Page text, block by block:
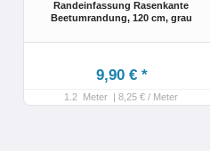
Randeinfassung Rasenkante
Beetumrandung, 120 cm, grau
9,90 € *
1.2 Meter | 8,25 € / Meter